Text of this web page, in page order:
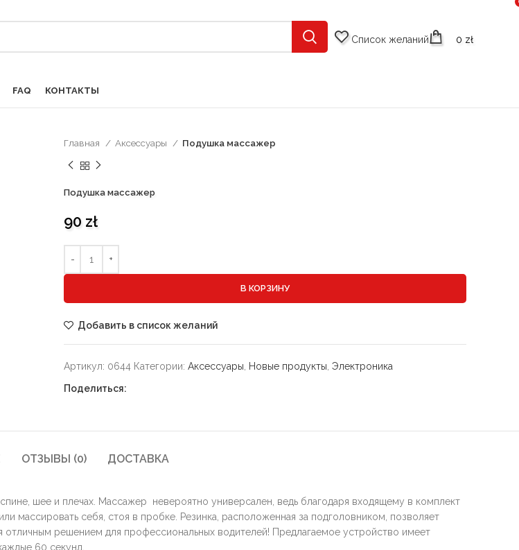
Список желаний 0 zł
FAQ КОНТАКТЫ
Главная Аксессуары Подушка массажер
Подушка массажер
90 zł
В КОРЗИНУ
Добавить в список желаний
Артикул: 0644 Категории: Аксессуары Новые продукты Электроника
Поделиться:
ОТЗЫВЫ (0) ДОСТАВКА
шее и плечах. Массажер невероятно универсален, ведь благодаря входящему в комплект
массировать себя, стоя в пробке. Резинка, расположенная за подголовником, позволяет
решением для профессиональных водителей! Предлагаемое устройство имеет
60 секунд.